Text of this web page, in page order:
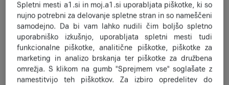
ga prinesite na prodajno mesto A1 in prihranite pri nakupu
nove naprave.
Ceno nove napravebomo ob 12- ali 24-mesečni vezaviznižali
za odkupno vrednoststarega telefona ali tablice.
Informativno oceno vrednosti naprave silahko izračunate na
spletni strani Risajkl.com.
Spletni mesti a1.si in moj.a1.si uporabljata piškotke, ki so
nujno potrebni za delovanje spletne stran in so nameščeni
samodejno. Da bi vam lahko nudili čim boljšo spletno
uporabniško izkušnjo, uporabljata spletni mesti tudi
funkcionalne piškotke, analitične piškotke, piškotke za
marketing in analizo brskanja ter piškotke za družbena
omrežja. S klikom na gumb "Sprejmem vse" soglašate z
namestitvijo teh piškotkov. Za izbiro opredelitev do